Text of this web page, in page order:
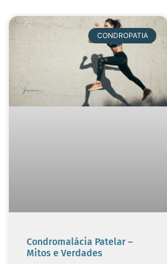
CONDROPATIA
Condromalácia Patelar –
Mitos e Verdades